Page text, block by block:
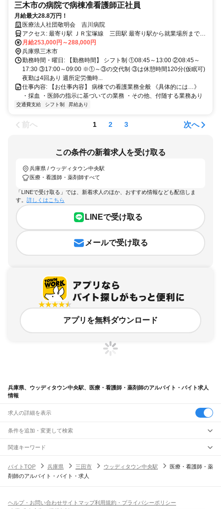
三木市の病院で病棟准看護師正社員
月給最大28.8万円！
医療法人社団敬明会 吉川病院
アクセス: 最寄り駅 ＪＲ宝塚線 三田駅 最寄り駅から就業場所までの
交通手段 車：所要時間20分 ＪＲ三田駅から神姫バスで吉川図書館
前 徒歩１分 ＊マイカー通勤が便利です。職員送迎バスあります。
月給253,000円～288,000円
兵庫県三木市
勤務時間・曜日: 【勤務時間】 シフト制 ①08:45～13:00 ②08:45～
17:30 ③17:00～09:00 ※①～③の交代制 ③は休憩時間120分(仮眠可)
夜勤は4回あり 週所定労働時...
仕事内容: 【お仕事内容】 病棟での看護業務全般 《具体的には…》
・採血 ・医師の指示に基づいての業務 ・その他、付随する業務あり
交通費支給 シフト制 昇給あり
前へ 1 2 3 次へ
この条件の新着求人を受け取る
兵庫県 / ウッディタウン中央駅
医療・看護師・薬剤師すべて
「LINEで受け取る」では、新着求人のほか、おすすめ情報なども配信しま
す。 詳しくはこちら
LINEで受け取る
メールで受け取る
アプリを無料ダウンロード
兵庫県、ウッディタウン中央駅、医療・看護師・薬剤師のアルバイト・バイト求人
情報
求人の詳細を表示
条件を追加・変更して検索
市区町村を追加・変更
兵庫県すべて
神戸市すべて
西脇市宝塚市三木市高砂市川西市小野市三田市加西市丹波篠山市
駅を追加・変更
職種を追加・変更
飲食・フードサービスすべて
関連キーワード
バイトTOP
兵庫県 三田市 ウッディタウン中央駅
医療・看護師・薬
剤師のアルバイト・バイト・求人
ヘルプ・お問い合わせサイトマップ利用規約・プライバシーポリシー